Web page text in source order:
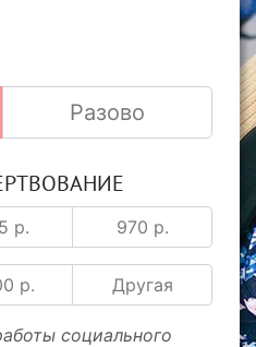
Разово
р. 970 р.
р. Другая
социального